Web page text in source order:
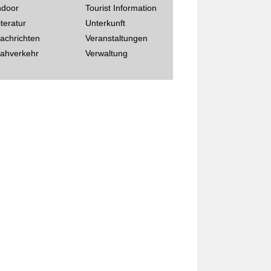
Tourist Information
Unterkunft
Veranstaltungen
Verwaltung